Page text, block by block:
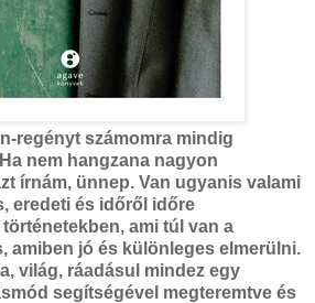
regényt számomra mindig
nem hangzana nagyon
írnám, ünnep. Van ugyanis valami
eredeti és időről időre
ami túl van a
amiben jó és különleges elmerülni.
világ, ráadásul mindez egy
segítségével megteremtve és